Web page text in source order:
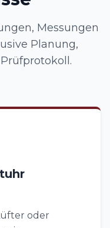
Messungen
Planung,
oder